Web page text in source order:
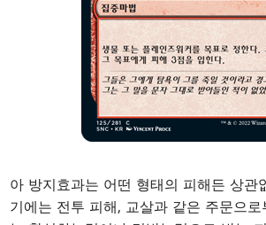
아 방지효과는 어떤 형태의 피해든 상관
기에는 전투 피해, 교살과 같은 주문으